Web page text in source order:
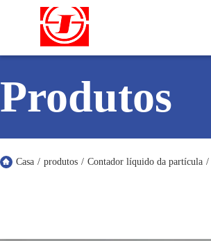
Produtos
Casa / produtos / Contador líquido da partícula /